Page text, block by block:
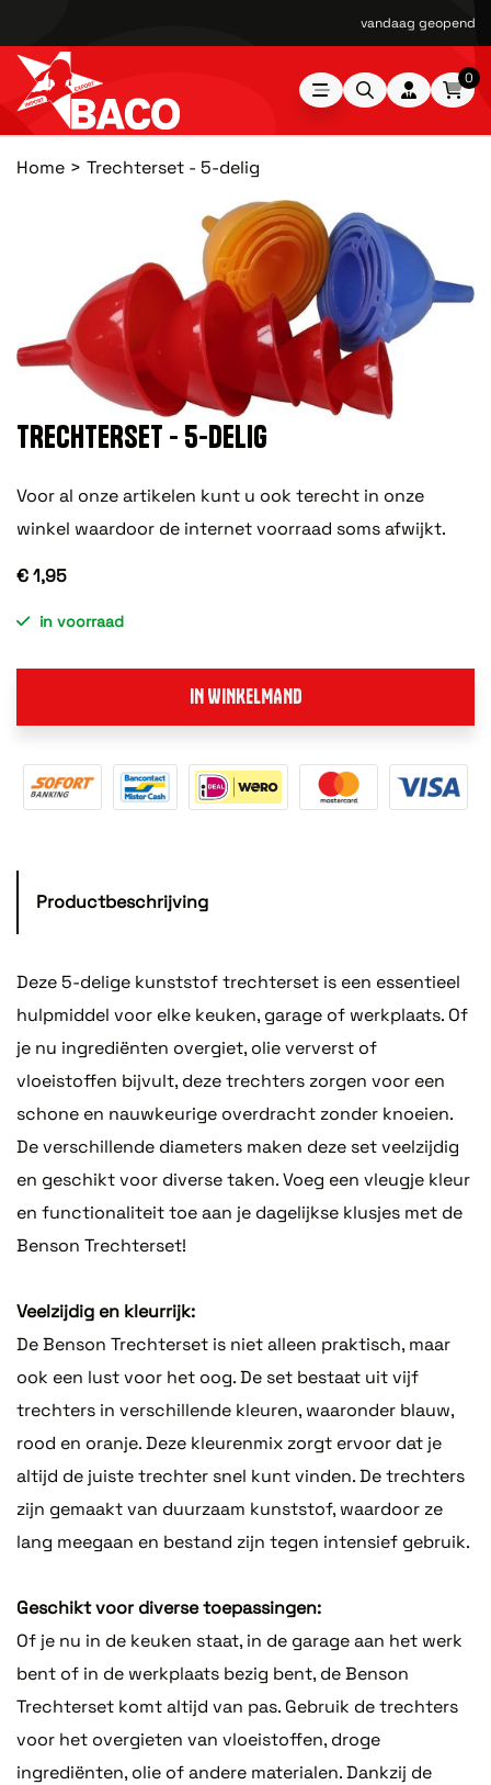
vandaag geopend
0
Home Trechterset - 5-delig
TRECHTERSET - 5-DELIG
Voor al onze artikelen kunt u ook terecht in onze
winkel waardoor de internet voorraad soms afwijkt.
€ 1,95
in voorraad
IN WINKELMAND
Productbeschrijving
Deze 5-delige kunststof trechterset is een essentieel
hulpmiddel voor elke keuken, garage of werkplaats. Of
je nu ingrediënten overgiet, olie ververst of
vloeistoffen bijvult, deze trechters zorgen voor een
schone en nauwkeurige overdracht zonder knoeien.
De verschillende diameters maken deze set veelzijdig
en geschikt voor diverse taken. Voeg een vleugje kleur
en functionaliteit toe aan je dagelijkse klusjes met de
Benson Trechterset!
Veelzijdig en kleurrijk:
De Benson Trechterset is niet alleen praktisch, maar
ook een lust voor het oog. De set bestaat uit vijf
trechters in verschillende kleuren, waaronder blauw,
rood en oranje. Deze kleurenmix zorgt ervoor dat je
altijd de juiste trechter snel kunt vinden. De trechters
zijn gemaakt van duurzaam kunststof, waardoor ze
lang meegaan en bestand zijn tegen intensief gebruik.
Geschikt voor diverse toepassingen:
Of je nu in de keuken staat, in de garage aan het werk
bent of in de werkplaats bezig bent, de Benson
Trechterset komt altijd van pas. Gebruik de trechters
voor het overgieten van vloeistoffen, droge
ingrediënten, olie of andere materialen. Dankzij de